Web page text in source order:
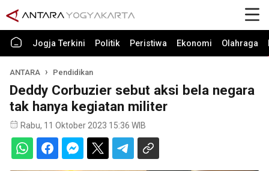
Jogja Terkini Politik Peristiwa Ekonomi Olahraga
ANTARA Pendidikan
Deddy Corbuzier sebut aksi bela negara
tak hanya kegiatan militer
Rabu, 11 Oktober 2023 15:36 WIB